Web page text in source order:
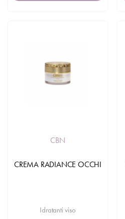
CBN
CREMA RADIANCE OCCHI
Idratanti viso